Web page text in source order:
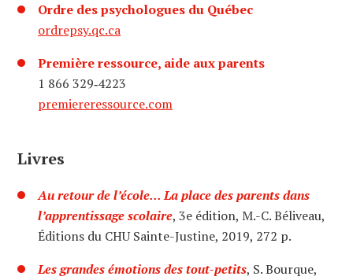
Ordre des psychologues du Québec
ordrepsy.qc.ca
Première ressource, aide aux parents
1 866 329‑4223
premiereressource.com
Livres
Au retour de l’école... La place des parents dans
l’apprentissage scolaire, 3e édition, M.-C. Béliveau,
Éditions du CHU Sainte-Justine, 2019, 272 p.
Les grandes émotions des tout-petits, S. Bourque,